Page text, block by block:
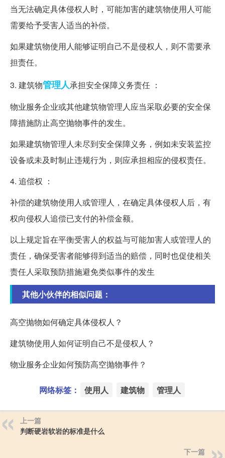
当无法确定具体侵权人时，可能加害的建筑物使用人可能
需要给予受害人适当的补偿。
如果建筑物使用人能够证明自己不是侵权人，则不需要承
担责任。
3. 建筑物管理人承担安全保障义务责任 ：
物业服务企业或其他建筑物管理人应当采取必要的安全保
障措施防止高空抛物事件的发生。
如果建筑物管理人未尽到安全保障义务，例如未安装监控
设备或未及时制止违规行为，则应承担相应的侵权责任。
4. 追偿权 ：
补偿的建筑物使用人或管理人，在确定具体侵权人后，有
权向侵权人追偿已支付的补偿金额。
以上规定旨在平衡受害人的权益与可能加害人或管理人的
责任，确保受害者能够得到适当的赔偿，同时也促使相关
责任人采取预防措施避免类似事件的发生
其他小伙伴的相似问题：
高空抛物如何确定具体侵权人？
建筑物使用人如何证明自己不是侵权人？
物业服务企业如何预防高空抛物事件？
网络标签： 使用人 建筑物 管理人
上一篇
判断硬岩软岩的标准是什么
下一篇